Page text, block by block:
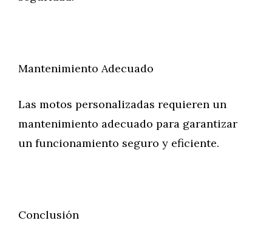
Mantenimiento Adecuado
Las motos personalizadas requieren un
mantenimiento adecuado para garantizar
un funcionamiento seguro y eficiente.
Conclusión